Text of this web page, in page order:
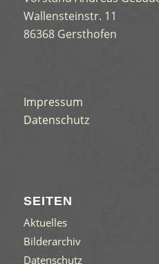
Wallensteinstr. 11
86368 Gersthofen
Impressum
Datenschutz
SEITEN
Aktuelles
Bilderarchiv
Datenschutz